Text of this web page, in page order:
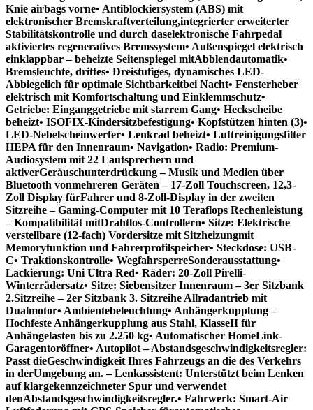
Knie airbags vorne• Antiblockiersystem (ABS) mit
elektronischer Bremskraftverteilung,integrierter erweiterter
Stabilitätskontrolle und durch daselektronische Fahrpedal
aktiviertes regeneratives Bremssystem• Außenspiegel elektrisch
einklappbar – beheizte Seitenspiegel mitAbblendautomatik•
Bremsleuchte, drittes• Dreistufiges, dynamisches LED-
Abbiegelich für optimale Sichtbarkeitbei Nacht• Fensterheber
elektrisch mit Komfortschaltung und Einklemmschutz•
Getriebe: Einganggetriebe mit starrem Gang• Heckscheibe
beheizt• ISOFIX-Kindersitzbefestigung• Kopfstützen hinten (3)•
LED-Nebelscheinwerfer• Lenkrad beheizt• Luftreinigungsfilter
HEPA für den Innenraum• Navigation• Radio: Premium-
Audiosystem mit 22 Lautsprechern und
aktiverGeräuschunterdrückung – Musik und Medien über
Bluetooth vonmehreren Geräten – 17-Zoll Touchscreen, 12,3-
Zoll Display fürFahrer und 8-Zoll-Display in der zweiten
Sitzreihe – Gaming-Computer mit 10 Teraflops Rechenleistung
– Kompatibilität mitDrahtlos-Controllern• Sitze: Elektrische
verstellbare (12-fach) Vordersitze mit Sitzheizungmit
Memoryfunktion und Fahrerprofilspeicher• Steckdose: USB-
C• Traktionskontrolle• WegfahrsperreSonderausstattung•
Lackierung: Uni Ultra Red• Räder: 20-Zoll Pirelli-
Winterrädersatz• Sitze: Siebensitzer Innenraum – 3er Sitzbank
2.Sitzreihe – 2er Sitzbank 3. Sitzreihe Allradantrieb mit
Dualmotor• Ambientebeleuchtung• Anhängerkupplung –
Hochfeste Anhängerkupplung aus Stahl, KlasseII für
Anhängelasten bis zu 2.250 kg• Automatischer HomeLink-
Garagentoröffner• Autopilot – Abstandsgeschwindigkeitsregler:
Passt dieGeschwindigkeit Ihres Fahrzeugs an die des Verkehrs
in derUmgebung an. – Lenkassistent: Unterstützt beim Lenken
auf klargekennzeichneter Spur und verwendet
denAbstandsgeschwindigkeitsregler.• Fahrwerk: Smart-Air